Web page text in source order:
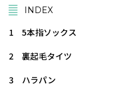
INDEX
1
5本指ソックス
2
裏起毛タイツ
3
ハラパン